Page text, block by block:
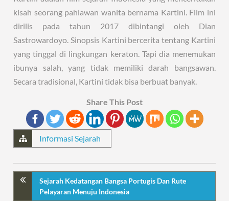
kisah seorang pahlawan wanita bernama Kartini. Film ini
dirilis pada tahun 2017 dibintangi oleh Dian
Sastrowardoyo. Sinopsis Kartini bercerita tentang Kartini
yang tinggal di lingkungan keraton. Tapi dia menemukan
ibunya salah, yang tidak memiliki darah bangsawan.
Secara tradisional, Kartini tidak bisa berbuat banyak.
Share This Post
Informasi Sejarah
Sejarah Kedatangan Bangsa Portugis Dan Rute
Pelayaran Menuju Indonesia